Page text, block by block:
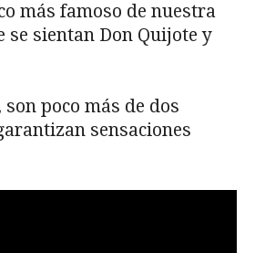
más famoso de nuestra
se sientan Don Quijote y
poco más de dos
sensaciones